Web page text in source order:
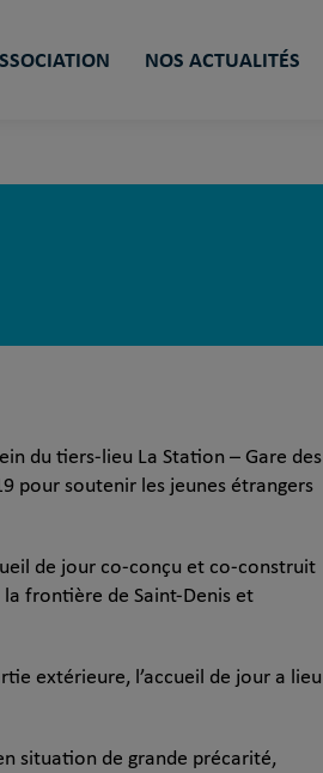
NOS ACTUALITÉS
du tiers-lieu La Station – Gare des
pour soutenir les jeunes étrangers
de jour co-conçu et co-construit
la frontière de Saint-Denis et
extérieure, l’accueil de jour a lieu
situation de grande précarité,